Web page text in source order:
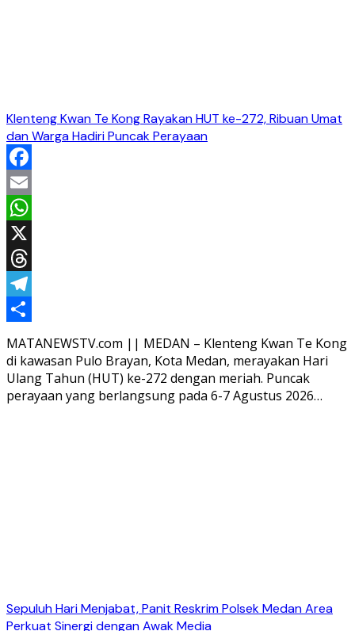
Klenteng Kwan Te Kong Rayakan HUT ke-272, Ribuan Umat
dan Warga Hadiri Puncak Perayaan
Facebook
Email
WhatsApp
X
Threads
Telegram
Share
MATANEWSTV.com || MEDAN – Klenteng Kwan Te Kong
di kawasan Pulo Brayan, Kota Medan, merayakan Hari
Ulang Tahun (HUT) ke-272 dengan meriah. Puncak
perayaan yang berlangsung pada 6-7 Agustus 2026…
Sepuluh Hari Menjabat, Panit Reskrim Polsek Medan Area
Perkuat Sinergi dengan Awak Media